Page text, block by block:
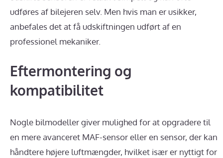
udføres af bilejeren selv. Men hvis man er usikker,
anbefales det at få udskiftningen udført af en
professionel mekaniker.
Eftermontering og
kompatibilitet
Nogle bilmodeller giver mulighed for at opgradere til
en mere avanceret MAF-sensor eller en sensor, der kan
håndtere højere luftmængder, hvilket især er nyttigt for